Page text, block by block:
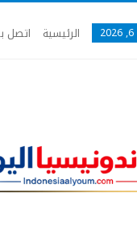
الرئيسية اتصل